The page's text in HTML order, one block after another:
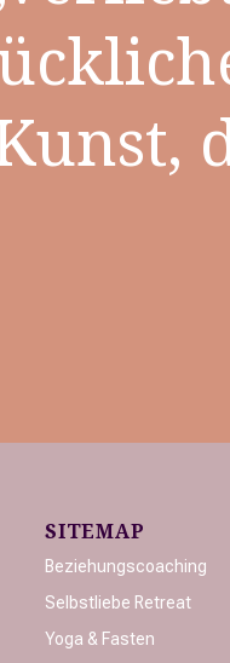
SITEMAP
Beziehungscoaching
Selbstliebe Retreat
Yoga & Fasten